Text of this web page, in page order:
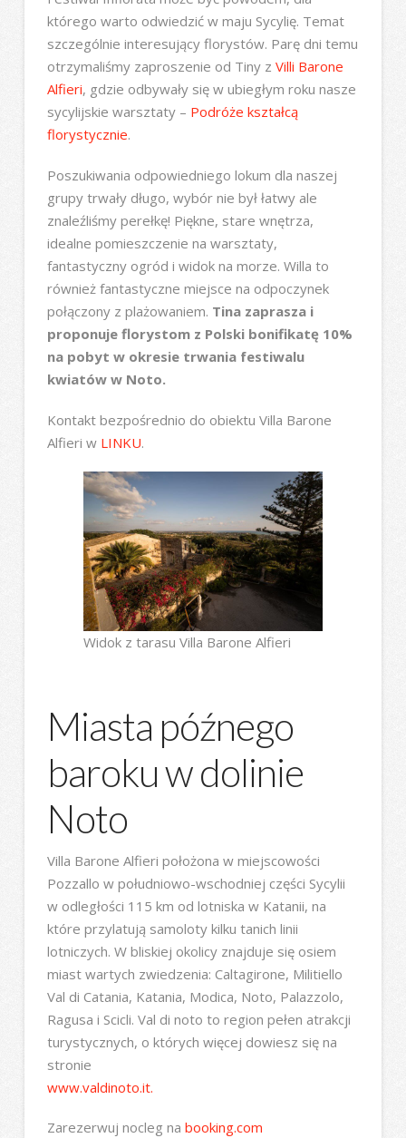
którego warto odwiedzić w maju Sycylię. Temat
szczególnie interesujący florystów. Parę dni temu
otrzymaliśmy zaproszenie od Tiny z Villi Barone
Alfieri, gdzie odbywały się w ubiegłym roku nasze
sycylijskie warsztaty – Podróże kształcą
florystycznie.
Poszukiwania odpowiedniego lokum dla naszej
grupy trwały długo, wybór nie był łatwy ale
znaleźliśmy perełkę! Piękne, stare wnętrza,
idealne pomieszczenie na warsztaty,
fantastyczny ogród i widok na morze. Willa to
również fantastyczne miejsce na odpoczynek
połączony z plażowaniem. Tina zaprasza i
proponuje florystom z Polski bonifikatę 10%
na pobyt w okresie trwania festiwalu
kwiatów w Noto.
Kontakt bezpośrednio do obiektu Villa Barone
Alfieri w LINKU.
Widok z tarasu Villa Barone Alfieri
Miasta późnego
baroku w dolinie
Noto
Villa Barone Alfieri położona w miejscowości
Pozzallo w południowo-wschodniej części Sycylii
w odległości 115 km od lotniska w Katanii, na
które przylatują samoloty kilku tanich linii
lotniczych. W bliskiej okolicy znajduje się osiem
miast wartych zwiedzenia: Caltagirone, Militiello
Val di Catania, Katania, Modica, Noto, Palazzolo,
Ragusa i Scicli. Val di noto to region pełen atrakcji
turystycznych, o których więcej dowiesz się na
stronie
www.valdinoto.it.
Zarezerwuj nocleg na booking.com